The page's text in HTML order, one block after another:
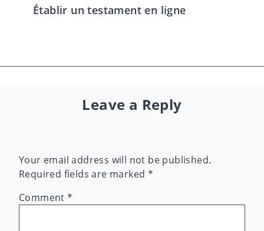
Établir un testament en ligne
Leave a Reply
Your email address will not be published.
Required fields are marked *
Comment*